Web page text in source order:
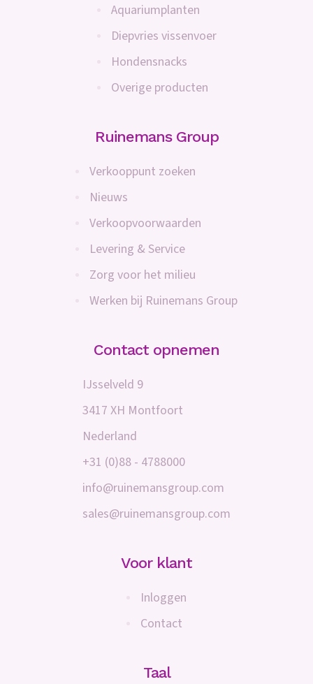
Aquariumplanten
Diepvries vissenvoer
Hondensnacks
Overige producten
Ruinemans Group
Verkooppunt zoeken
Nieuws
Verkoopvoorwaarden
Levering & Service
Zorg voor het milieu
Werken bij Ruinemans Group
Contact opnemen
IJsselveld 9
3417 XH Montfoort
Nederland
+31 (0)88 - 4788000
info@ruinemansgroup.com
sales@ruinemansgroup.com
Voor klant
Inloggen
Contact
Taal